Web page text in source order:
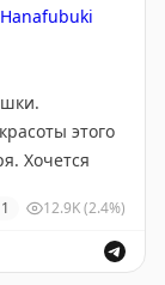
в возрасте
вы не
безэтого
Хочется
цвета
1 12.9K(2.4%)